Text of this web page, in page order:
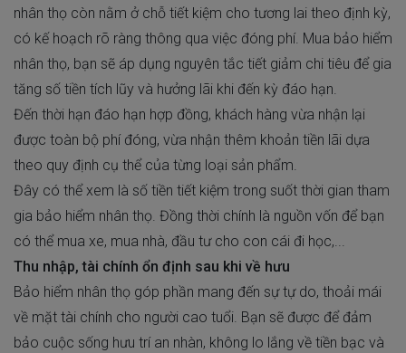
nhân thọ còn nằm ở chỗ tiết kiệm cho tương lai theo định kỳ,
có kế hoạch rõ ràng thông qua việc đóng phí. Mua bảo hiểm
nhân thọ, bạn sẽ áp dụng nguyên tắc tiết giảm chi tiêu để gia
tăng số tiền tích lũy và hưởng lãi khi đến kỳ đáo hạn.
Đến thời hạn đáo hạn hợp đồng, khách hàng vừa nhận lại
được toàn bộ phí đóng, vừa nhận thêm khoản tiền lãi dựa
theo quy định cụ thể của từng loại sản phẩm.
Đây có thể xem là số tiền tiết kiệm trong suốt thời gian tham
gia bảo hiểm nhân thọ. Đồng thời chính là nguồn vốn để bạn
có thể mua xe, mua nhà, đầu tư cho con cái đi học,...
Thu nhập, tài chính ổn định sau khi về hưu
Bảo hiểm nhân thọ góp phần mang đến sự tự do, thoải mái
về mặt tài chính cho người cao tuổi. Bạn sẽ được để đảm
bảo cuộc sống hưu trí an nhàn, không lo lắng về tiền bạc và